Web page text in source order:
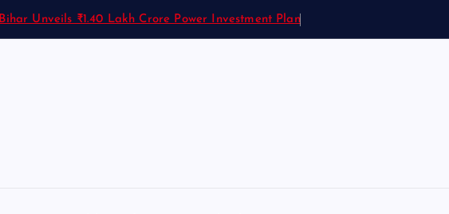
Bihar Unveils ₹1.40 Lakh Crore Power Investment Plan